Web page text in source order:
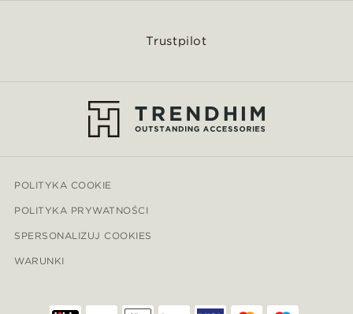
Trustpilot
POLITYKA COOKIE
POLITYKA PRYWATNOŚCI
SPERSONALIZUJ COOKIES
WARUNKI